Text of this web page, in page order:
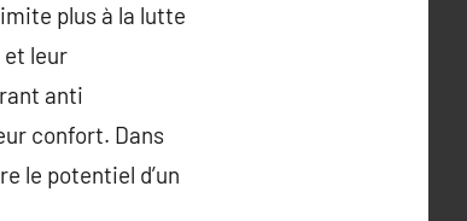
plus à la lutte
leur
anti
confort. Dans
le potentiel d’un